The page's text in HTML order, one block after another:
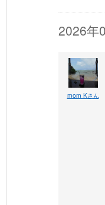
2026年
mom Kさん